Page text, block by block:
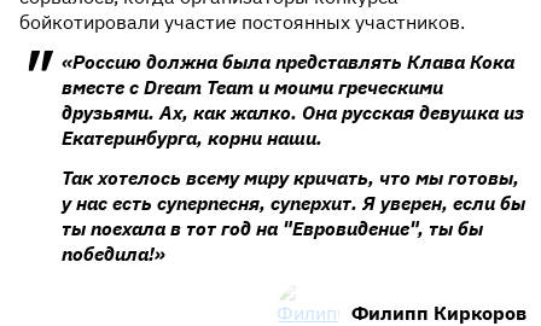
бойкотировали участие постоянных участников.
«Россию должна была представлять Клава Кока
вместе с Dream Team и моими греческими
друзьями. Ах, как жалко. Она русская девушка из
Екатеринбурга, корни наши.
Так хотелось всему миру кричать, что мы готовы,
у нас есть суперпесня, суперхит. Я уверен, если бы
ты поехала в тот год на "Евровидение", ты бы
победила!»
Филипп Киркоров